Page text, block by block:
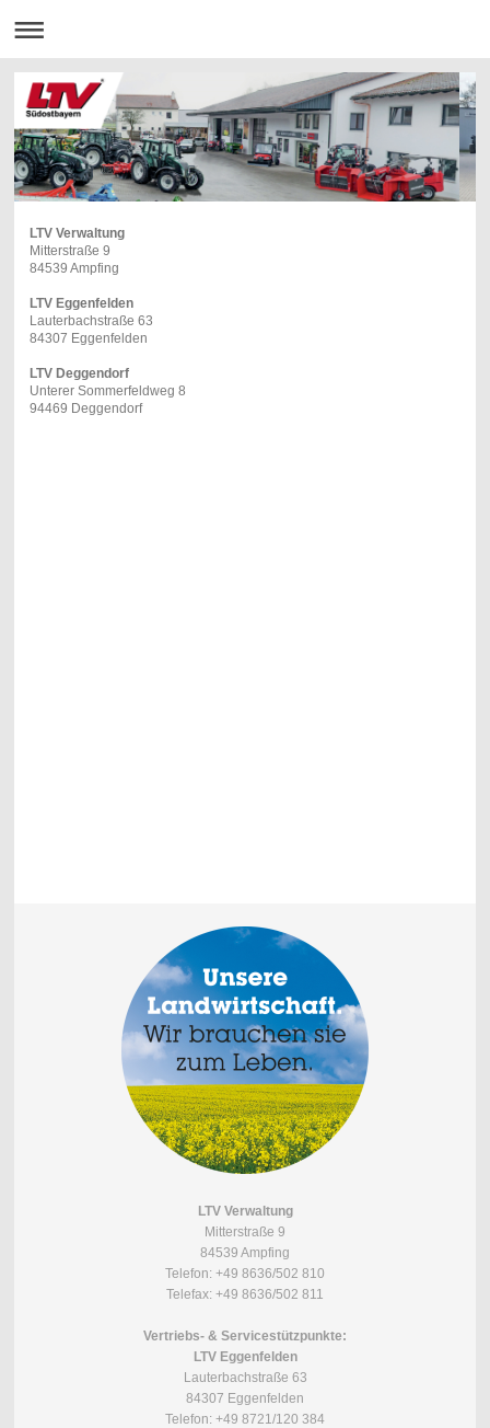
LTV Verwaltung
Mitterstraße 9
84539 Ampfing
LTV Eggenfelden
Lauterbachstraße 63
84307 Eggenfelden
LTV Deggendorf
Unterer Sommerfeldweg 8
94469 Deggendorf
LTV Verwaltung
Mitterstraße 9
84539 Ampfing
Telefon: +49 8636/502 810
Telefax: +49 8636/502 811
Vertriebs- & Servicestützpunkte:
LTV Eggenfelden
Lauterbachstraße 63
84307 Eggenfelden
Telefon: +49 8721/120 384